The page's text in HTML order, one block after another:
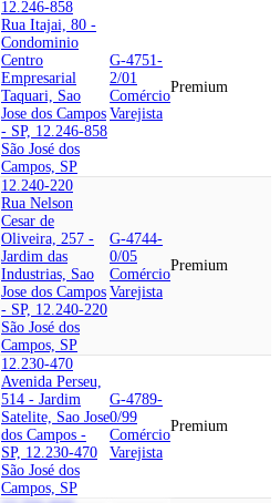
12.246-858
Rua Itajai, 80 -
Condominio
Centro
Empresarial
Taquari, Sao
Jose dos Campos
- SP, 12.246-858
São José dos
Campos, SP
G-4751-
2/01
Comércio
Varejista
Premium
12.240-220
Rua Nelson
Cesar de
Oliveira, 257 -
Jardim das
Industrias, Sao
Jose dos Campos
- SP, 12.240-220
São José dos
Campos, SP
G-4744-
0/05
Comércio
Varejista
Premium
12.230-470
Avenida Perseu,
514 - Jardim
Satelite, Sao Jose
dos Campos -
SP, 12.230-470
São José dos
Campos, SP
G-4789-
0/99
Comércio
Varejista
Premium